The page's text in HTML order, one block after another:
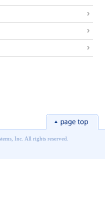
Inc. All rights reserved.